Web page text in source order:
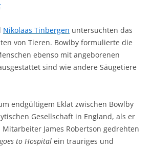
Nikolaas Tinbergen untersuchten das
von Tieren. Bowlby formulierte die
ebenso mit angeborenen
sind wie andere Säugetiere
endgültigem Eklat zwischen Bowlby
Gesellschaft in England, als er
James Robertson gedrehten
to Hospital ein trauriges und